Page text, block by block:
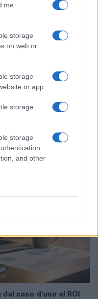
me
storage
on web or
storage
or app.
storage
storage
and other
per l’efficienza
caso d’uso al ROI